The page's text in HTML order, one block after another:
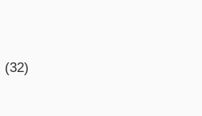
(32)